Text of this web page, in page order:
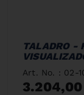
TALADRO -
Art. No. : 02-